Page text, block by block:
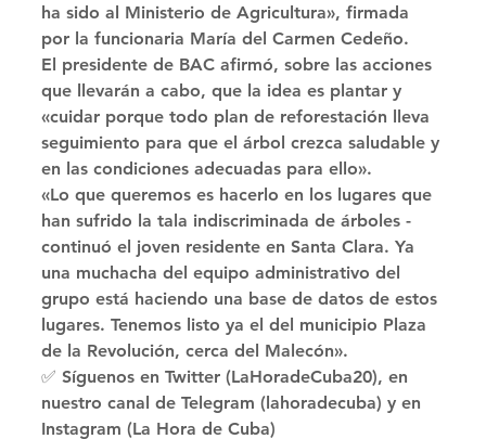
ha sido al Ministerio de Agricultura», firmada
por la funcionaria María del Carmen Cedeño.
El presidente de BAC afirmó, sobre las acciones
que llevarán a cabo, que la idea es plantar y
«cuidar porque todo plan de reforestación lleva
seguimiento para que el árbol crezca saludable y
en las condiciones adecuadas para ello».
«Lo que queremos es hacerlo en los lugares que
han sufrido la tala indiscriminada de árboles -
continuó el joven residente en Santa Clara. Ya
una muchacha del equipo administrativo del
grupo está haciendo una base de datos de estos
lugares. Tenemos listo ya el del municipio Plaza
de la Revolución, cerca del Malecón».
✅ Síguenos en Twitter (LaHoradeCuba20), en
nuestro canal de Telegram (lahoradecuba) y en
Instagram (La Hora de Cuba)